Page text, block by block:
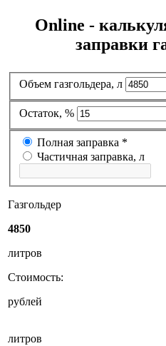
Online -
заправки
Объем газгольдера, л
Остаток, %
Полная заправка *
Частичная заправка, л
Газгольдер
4850
литров
Стоимость:
рублей
литров